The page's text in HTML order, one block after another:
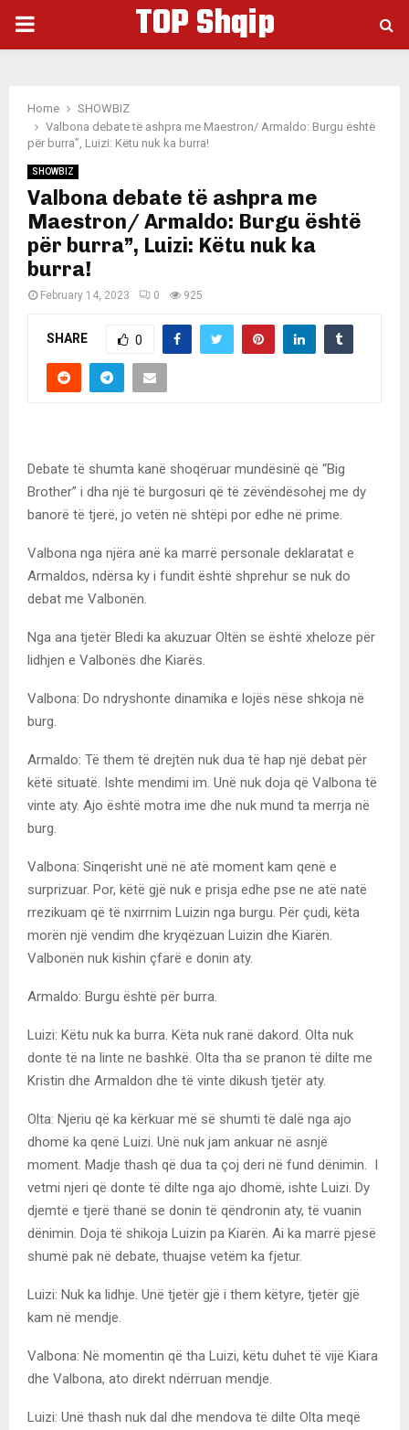
PRIMARY
TOP Shqip
Home
SHOWBIZ
Valbona debate të ashpra me Maestron/ Armaldo: Burgu është
për burra”, Luizi: Këtu nuk ka burra!
SHOWBIZ
Valbona debate të ashpra me
Maestron/ Armaldo: Burgu është
për burra”, Luizi: Këtu nuk ka
burra!
February 14, 2023 0 925
SHARE 0
Debate të shumta kanë shoqëruar mundësinë që “Big
Brother” i dha një të burgosuri që të zëvëndësohej me dy
banorë të tjerë, jo vetën në shtëpi por edhe në prime.
Valbona nga njëra anë ka marrë personale deklaratat e
Armaldos, ndërsa ky i fundit është shprehur se nuk do
debat me Valbonën.
Nga ana tjetër Bledi ka akuzuar Oltën se është xheloze për
lidhjen e Valbonës dhe Kiarës.
Valbona: Do ndryshonte dinamika e lojës nëse shkoja në
burg.
Armaldo: Të them të drejtën nuk dua të hap një debat për
këtë situatë. Ishte mendimi im. Unë nuk doja që Valbona të
vinte aty. Ajo është motra ime dhe nuk mund ta merrja në
burg.
Valbona: Sinqerisht unë në atë moment kam qenë e
surprizuar. Por, këtë gjë nuk e prisja edhe pse ne atë natë
rrezikuam që të nxirrnim Luizin nga burgu. Për çudi, këta
morën një vendim dhe kryqëzuan Luizin dhe Kiarën.
Valbonën nuk kishin çfarë e donin aty.
Armaldo: Burgu është për burra.
Luizi: Këtu nuk ka burra. Këta nuk ranë dakord. Olta nuk
donte të na linte ne bashkë. Olta tha se pranon të dilte me
Kristin dhe Armaldon dhe të vinte dikush tjetër aty.
Olta: Njeriu që ka kërkuar më së shumti të dalë nga ajo
dhomë ka qenë Luizi. Unë nuk jam ankuar në asnjë
moment. Madje thash që dua ta çoj deri në fund dënimin. I
vetmi njeri që donte të dilte nga ajo dhomë, ishte Luizi. Dy
djemtë e tjerë thanë se donin të qëndronin aty, të vuanin
dënimin. Doja të shikoja Luizin pa Kiarën. Ai ka marrë pjesë
shumë pak në debate, thuajse vetëm ka fjetur.
Luizi: Nuk ka lidhje. Unë tjetër gjë i them këtyre, tjetër gjë
kam në mendje.
Valbona: Në momentin që tha Luizi, këtu duhet të vijë Kiara
dhe Valbona, ato direkt ndërruan mendje.
Luizi: Unë thash nuk dal dhe mendova të dilte Olta meqë